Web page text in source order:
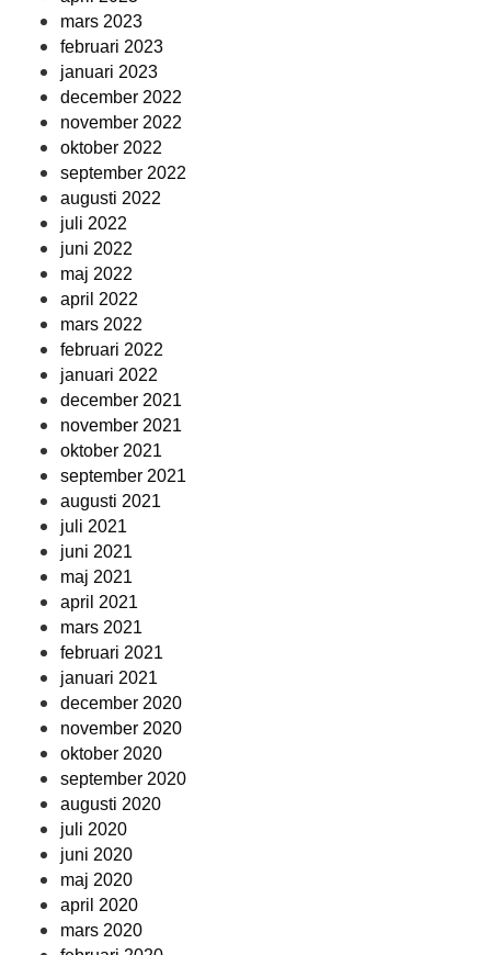
mars 2023
februari 2023
januari 2023
december 2022
november 2022
oktober 2022
september 2022
augusti 2022
juli 2022
juni 2022
maj 2022
april 2022
mars 2022
februari 2022
januari 2022
december 2021
november 2021
oktober 2021
september 2021
augusti 2021
juli 2021
juni 2021
maj 2021
april 2021
mars 2021
februari 2021
januari 2021
december 2020
november 2020
oktober 2020
september 2020
augusti 2020
juli 2020
juni 2020
maj 2020
april 2020
mars 2020